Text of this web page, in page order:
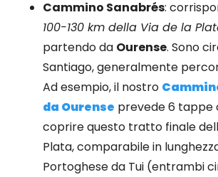
Cammino Sanabrés:
100-130 km della Via de la
partendo da Ourense. Sono
Santiago, generalmente
Ad esempio, il nostro
da Ourense prevede 6 tappe
coprire questo tratto finale
Plata, comparabile in
Portoghese da Tui (entrambi